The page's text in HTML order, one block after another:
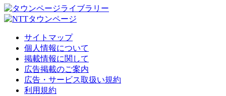
サイトマップ
個人情報について
掲載情報に関して
広告掲載のご案内
広告・サービス取扱い規約
利用規約